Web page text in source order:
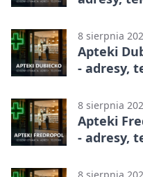
8 sierpnia
Apteki
- adresy,
8 sierpnia
Apteki
- adresy,